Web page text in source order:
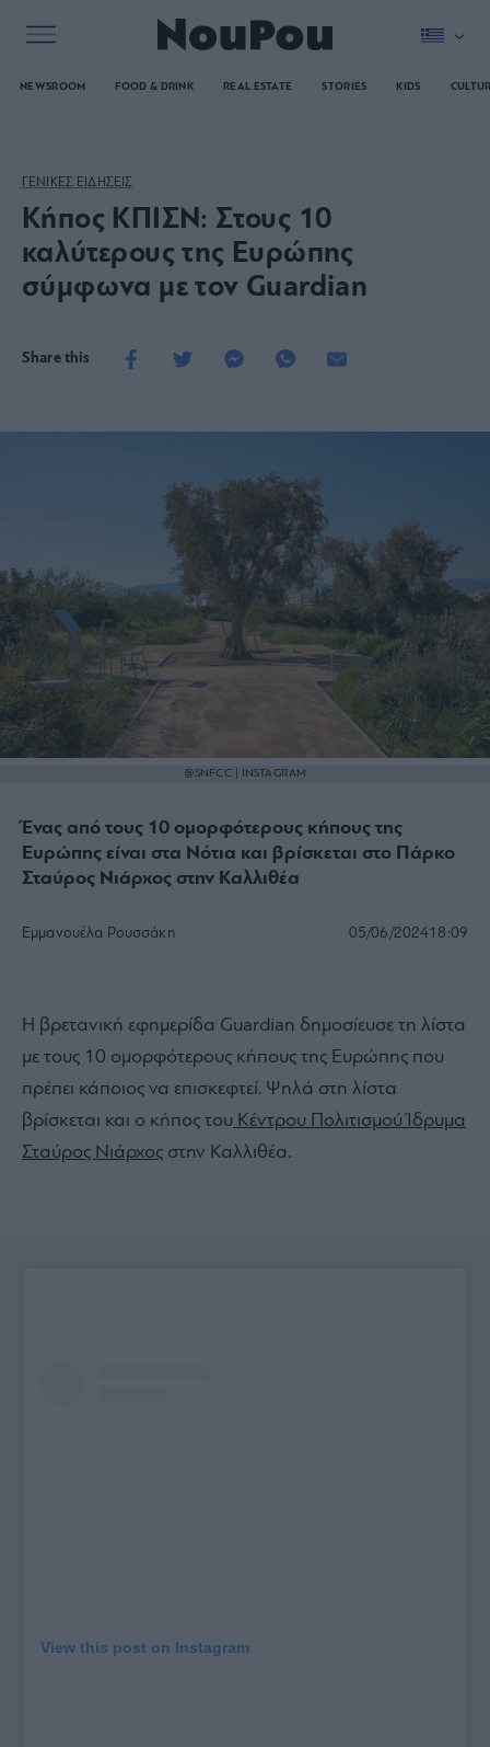
NEWSROOM FOOD & DRINK REAL ESTATE STORIES KIDS
ΓΕΝΙΚΕΣ ΕΙΔΗΣΕΙΣ
Κήπος ΚΠΙΣΝ: Στους 10
καλύτερους της Ευρώπης
σύμφωνα με τον Guardian
Share this
@SNFCC | INSTAGRAM
Ένας από τους 10 ομορφότερους κήπους της
Ευρώπης είναι στα Νότια και βρίσκεται στο Πάρκο
Σταύρος Νιάρχος στην Καλλιθέα
Εμμανουέλα Ρουσσάκη 05/06/202418:09
Η βρετανική εφημερίδα Guardian δημοσίευσε τη λίστα
με τους 10 ομορφότερους κήπους της Ευρώπης που
πρέπει κάποιος να επισκεφτεί. Ψηλά στη λίστα
βρίσκεται και ο κήπος του Κέντρου Πολιτισμού Ίδρυμα
Σταύρος Νιάρχος στην Καλλιθέα.
View this post on Instagram